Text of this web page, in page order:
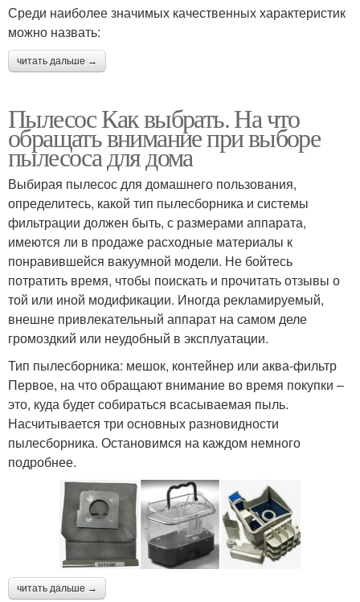
Среди наиболее значимых качественных характеристик
можно назвать:
читать дальше →
Пылесос Как выбрать. На что
обращать внимание при выборе
пылесоса для дома
Выбирая пылесос для домашнего пользования,
определитесь, какой тип пылесборника и системы
фильтрации должен быть, с размерами аппарата,
имеются ли в продаже расходные материалы к
понравившейся вакуумной модели. Не бойтесь
потратить время, чтобы поискать и прочитать отзывы о
той или иной модификации. Иногда рекламируемый,
внешне привлекательный аппарат на самом деле
громоздкий или неудобный в эксплуатации.
Тип пылесборника: мешок, контейнер или аква-фильтр
Первое, на что обращают внимание во время покупки –
это, куда будет собираться всасываемая пыль.
Насчитывается три основных разновидности
пылесборника. Остановимся на каждом немного
подробнее.
читать дальше →